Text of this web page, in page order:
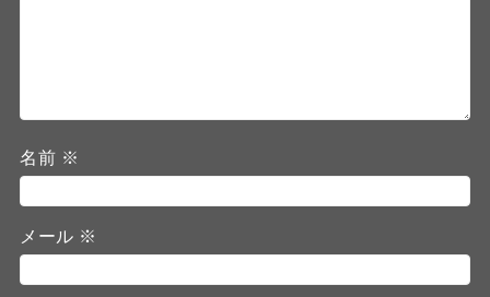
名前 ※
メール ※